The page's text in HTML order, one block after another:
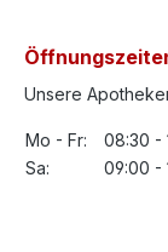
Unsere
Mo - Fr:
08:30 -
Sa:
09:00 -